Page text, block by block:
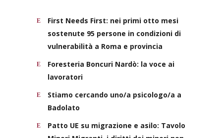
First Needs First: nei primi otto mesi
sostenute 95 persone in condizioni di
vulnerabilità a Roma e provincia
Foresteria Boncuri Nardò: la voce ai
lavoratori
Stiamo cercando uno/a psicologo/a a
Badolato
Patto UE su migrazione e asilo: Tavolo